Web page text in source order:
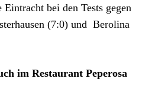
bei den Tests gegen
(7:0) und Berolina
im Restaurant Peperosa